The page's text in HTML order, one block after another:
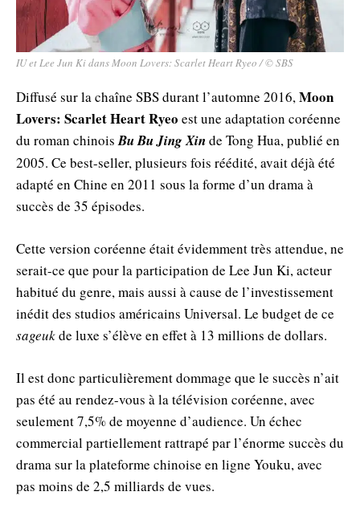
IU et Lee Jun Ki dans Moon Lovers: Scarlet Heart Ryeo / © SBS
Diffusé sur la chaîne SBS durant l’automne 2016, Moon
Lovers: Scarlet Heart Ryeo est une adaptation coréenne
du roman chinois Bu Bu Jing Xinde Tong Hua, publié en
2005. Ce best-seller, plusieurs fois réédité, avait déjà été
adapté en Chine en 2011 sous la forme d’un drama à
succès de 35 épisodes.
Cette version coréenne était évidemment très attendue, ne
serait-ce que pour la participation de Lee Jun Ki, acteur
habitué du genre, mais aussi à cause de l’investissement
inédit des studios américains Universal. Le budget de ce
sageukde luxe s’élève en effet à 13 millions de dollars.
Il est donc particulièrement dommage que le succès n’ait
pas été au rendez-vous à la télévision coréenne, avec
seulement 7,5% de moyenne d’audience. Un échec
commercial partiellement rattrapé par l’énorme succès du
drama sur la plateforme chinoise en ligne Youku, avec
pas moins de 2,5 milliards de vues.